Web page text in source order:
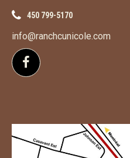
450 799-5170
info@ranchcunicole.com
Suivez-nous sur Facebook